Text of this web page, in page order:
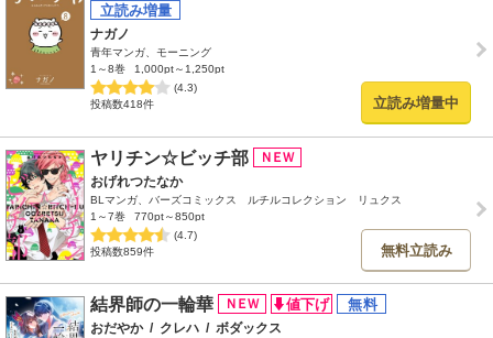
ナガノ
青年マンガ、モーニング
1～8巻
1,000pt～1,250pt
(4.3)
投稿数418件
立読み増量中
ヤリチン☆ビッチ部
おげれつたなか
BLマンガ、バーズコミックス ルチルコレクション リュクス
1～7巻
770pt～850pt
(4.7)
投稿数859件
無料立読み
結界師の一輪華
おだやか / クレハ / ボダックス